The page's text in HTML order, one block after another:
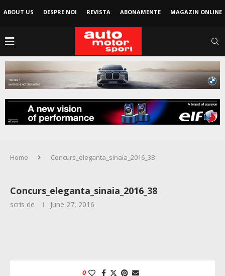
ABOUT US DESPRE NOI REVISTA ABONAMENTE MAGAZIN ONLINE
Home Concurs_eleganta_sinaia_2016_38
Concurs_eleganta_sinaia_2016_38
scris de June 27, 2016
0